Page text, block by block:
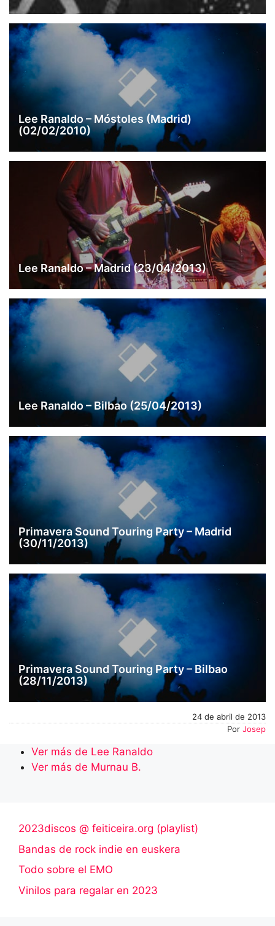
Lee Ranaldo – Móstoles (Madrid)
(02/02/2010)
Lee Ranaldo – Madrid (23/04/2013)
Lee Ranaldo – Bilbao (25/04/2013)
Primavera Sound Touring Party – Madrid
(30/11/2013)
Primavera Sound Touring Party – Bilbao
(28/11/2013)
24 de abril de 2013
Por Josep
Ver más de Lee Ranaldo
Ver más de Murnau B.
2023discos @ feiticeira.org (playlist)
Bandas de rock indie en euskera
Todo sobre el EMO
Vinilos para regalar en 2023